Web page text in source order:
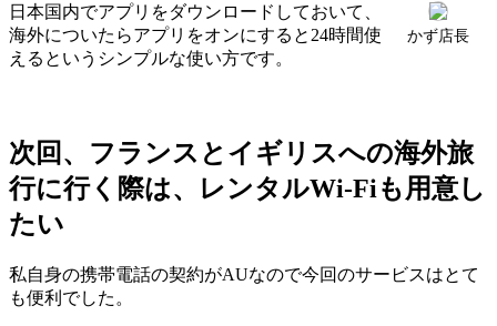
日本国内でアプリをダウンロードしておいて、
海外についたらアプリをオンにすると24時間使
えるというシンプルな使い方です。
かず店長
次回、フランスとイギリスへの海外旅
行に行く際は、レンタルWi-Fiも用意し
たい
私自身の携帯電話の契約がAUなので今回のサービスはとて
も便利でした。